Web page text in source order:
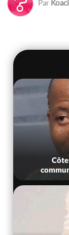
Par Koaci